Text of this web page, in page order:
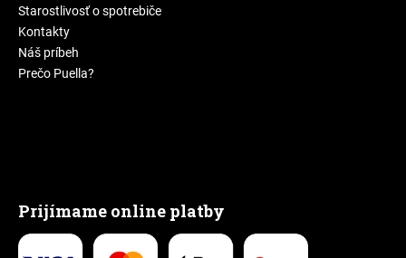
Starostlivosť o spotrebiče
Kontakty
Náš príbeh
Prečo Puella?
Prijímame online platby